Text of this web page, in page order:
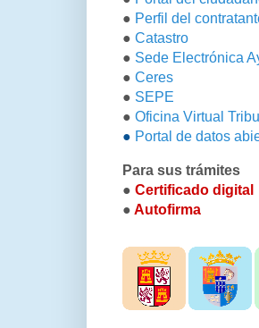
● Perfil del
● Catastro
● Sede Electrónica
● Ceres
● SEPE
● Oficina Virtual
● Portal de datos
Para sus trámites
● Certificado digital
● Autofirma